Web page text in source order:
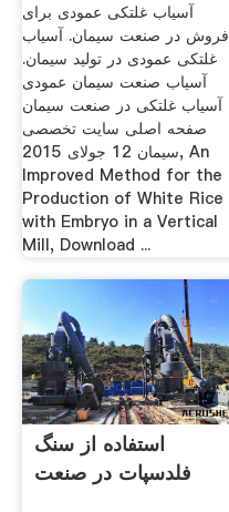
آسیاب غلتکی عمودی برای
فروش در صنعت سیمان. آسیاب
غلتکی عمودی در تولید سیمان.
آسیاب صنعت سیمان عمودی
آسیاب غلتکی در صنعت سیمان
صفحه اصلی سایت تخصصی
سیمان 12 جولای 2015, An
Improved Method for the
Production of White Rice
with Embryo in a Vertical
Mill, Download ...
استفاده از سنگ
فلدسپات در صنعت